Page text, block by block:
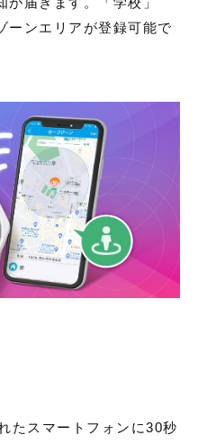
ーンエリアが登録可能で
たスマートフォンに30秒